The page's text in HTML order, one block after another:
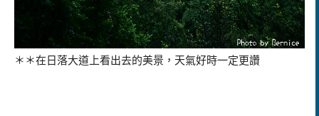
＊＊在日落大道上看出去的美景，天氣好時一定更讚